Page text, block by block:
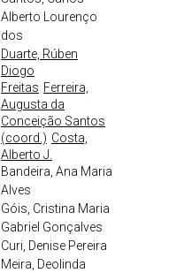
Alberto Lourenço
dos
Duarte, Rúben
Diogo
Freitas Ferreira,
Augusta da
Conceição Santos
(coord.) Costa,
Alberto J.
Bandeira, Ana Maria
Alves
Góis, Cristina Maria
Gabriel Gonçalves
Curi, Denise Pereira
Meira, Deolinda